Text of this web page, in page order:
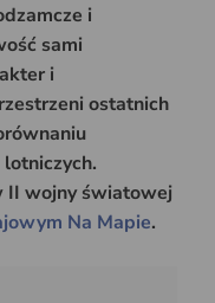
i
sami
i
ostatnich
II wojny światowej
Na Mapie.